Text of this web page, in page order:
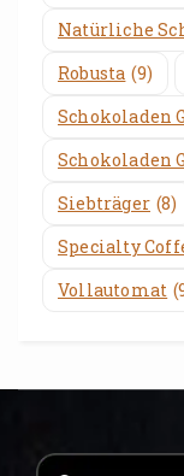
Natürliche
Robusta (9)
Schokoladen
Schokoladen
Siebträger (8)
Specialty
Vollautomat